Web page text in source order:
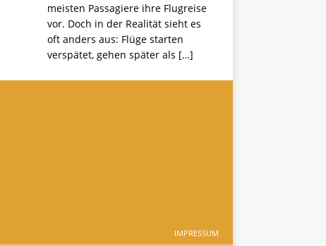
meisten Passagiere ihre Flugreise
vor. Doch in der Realität sieht es
oft anders aus: Flüge starten
verspätet, gehen später als […]
IMPRESSUM